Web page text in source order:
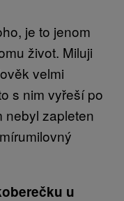
je to jenom
život. Miluji
velmi
s nim vyřeší po
nebyl zapleten
u